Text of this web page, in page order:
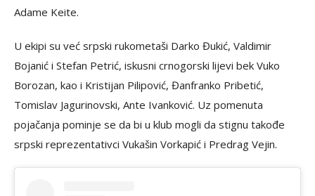
Adame Keite.
U ekipi su već srpski rukometaši Darko Đukić, Valdimir
Bojanić i Stefan Petrić, iskusni crnogorski lijevi bek Vuko
Borozan, kao i Kristijan Pilipović, Đanfranko Pribetić,
Tomislav Jagurinovski, Ante Ivanković. Uz pomenuta
pojačanja pominje se da bi u klub mogli da stignu takođe
srpski reprezentativci Vukašin Vorkapić i Predrag Vejin.